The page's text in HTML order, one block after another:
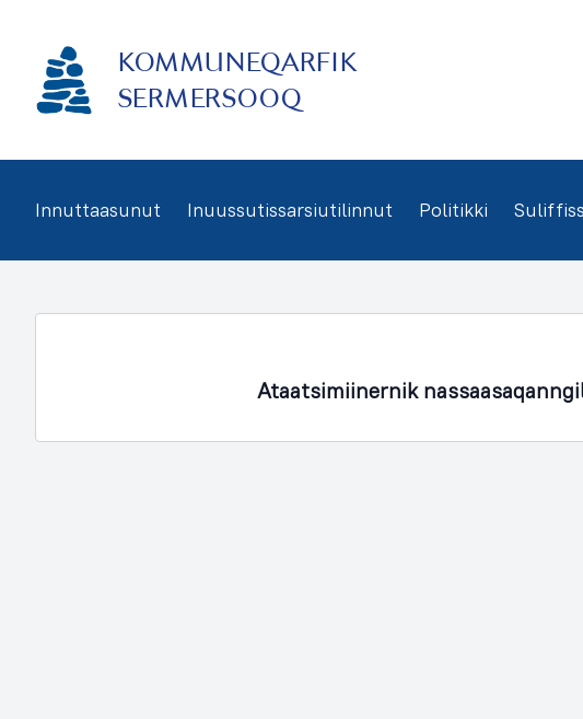
KOMMUNEQARFIK
SERMERSOOQ
Innuttaasunut Inuussutissarsiutilinnut Politikki
Ataatsimiinernik